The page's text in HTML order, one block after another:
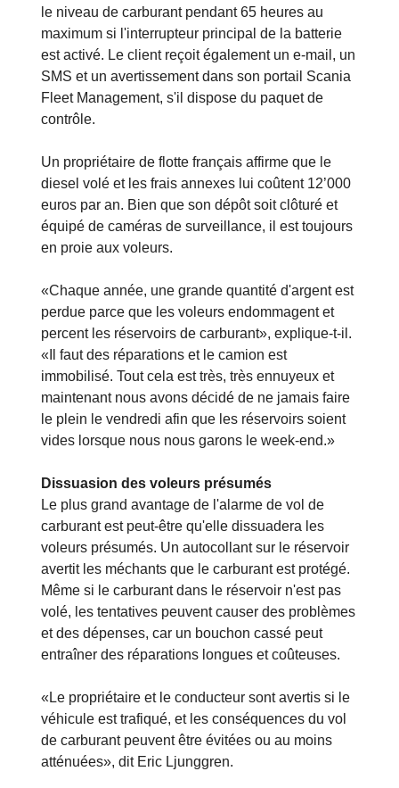
le niveau de carburant pendant 65 heures au
maximum si l'interrupteur principal de la batterie
est activé. Le client reçoit également un e-mail, un
SMS et un avertissement dans son portail Scania
Fleet Management, s'il dispose du paquet de
contrôle.
Un propriétaire de flotte français affirme que le
diesel volé et les frais annexes lui coûtent 12’000
euros par an. Bien que son dépôt soit clôturé et
équipé de caméras de surveillance, il est toujours
en proie aux voleurs.
«Chaque année, une grande quantité d'argent est
perdue parce que les voleurs endommagent et
percent les réservoirs de carburant», explique-t-il.
«Il faut des réparations et le camion est
immobilisé. Tout cela est très, très ennuyeux et
maintenant nous avons décidé de ne jamais faire
le plein le vendredi afin que les réservoirs soient
vides lorsque nous nous garons le week-end.»
Dissuasion des voleurs présumés
Le plus grand avantage de l'alarme de vol de
carburant est peut-être qu'elle dissuadera les
voleurs présumés. Un autocollant sur le réservoir
avertit les méchants que le carburant est protégé.
Même si le carburant dans le réservoir n'est pas
volé, les tentatives peuvent causer des problèmes
et des dépenses, car un bouchon cassé peut
entraîner des réparations longues et coûteuses.
«Le propriétaire et le conducteur sont avertis si le
véhicule est trafiqué, et les conséquences du vol
de carburant peuvent être évitées ou au moins
atténuées», dit Eric Ljunggren.